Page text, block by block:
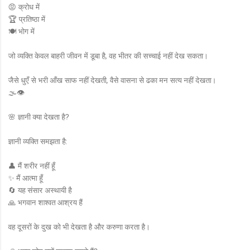
😡 क्रोध में
🏆 प्रतिष्ठा में
🍽️ भोग में
जो व्यक्ति केवल बाहरी जीवन में डूबा है, वह भीतर की सच्चाई नहीं देख सकता।
जैसे धुएँ से भरी आँख साफ नहीं देखती, वैसे वासना से ढका मन सत्य नहीं देखता।
🌫️👁️
🌸 ज्ञानी क्या देखता है?
ज्ञानी व्यक्ति समझता है:
👤 मैं शरीर नहीं हूँ
✨ मैं आत्मा हूँ
🔄 यह संसार अस्थायी है
🙏 भगवान शाश्वत आश्रय हैं
वह दूसरों के दुख को भी देखता है और करुणा करता है।